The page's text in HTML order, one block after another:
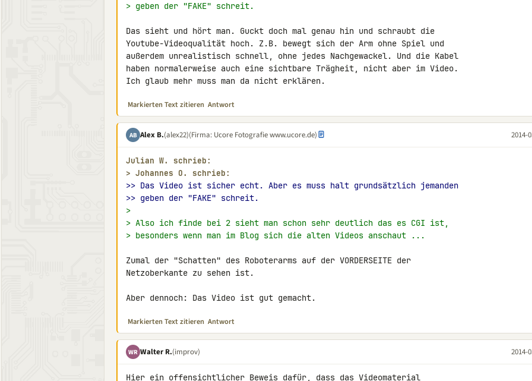
> geben der "FAKE" schreit.
Das sieht und hört man. Guckt doch mal genau hin und schraubt die
Youtube-Videoqualität hoch. Z.B. bewegt sich der Arm ohne Spiel und
außerdem unrealistisch schnell, ohne jedes Nachgewackel. Und die Kabel
haben normalerweise auch eine sichtbare Trägheit, nicht aber im Video.
Ich glaub mehr muss man da nicht erklären.
Markierten Text zitieren Antwort
AB Alex B.(alex22)(Firma: Ucore Fotografie www.ucore.de) 2014-
Julian W. schrieb:
> Johannes O. schrieb:
>> Das Video ist sicher echt. Aber es muss halt grundsätzlich jemanden
>> geben der "FAKE" schreit.
>
> Also ich finde bei 2 sieht man schon sehr deutlich das es CGI ist,
> besonders wenn man im Blog sich die alten Videos anschaut ...
Zumal der "Schatten" des Roboterarms auf der VORDERSEITE der
Netzoberkante zu sehen ist.
Aber dennoch: Das Video ist gut gemacht.
Markierten Text zitieren Antwort
WR Walter R.(improv) 2014-
Hier ein offensichtlicher Beweis dafür, dass das Videomaterial